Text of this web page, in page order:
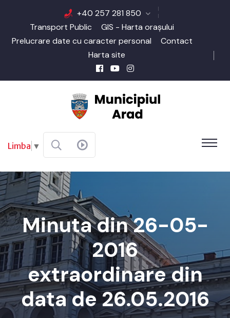
+40 257 281 850
Transport Public
GIS - Harta orașului
Prelucrare date cu caracter personal
Contact
Harta site
Limba ▼
Minuta din 26-05-
2016
extraordinare din
data de 26.05.2016